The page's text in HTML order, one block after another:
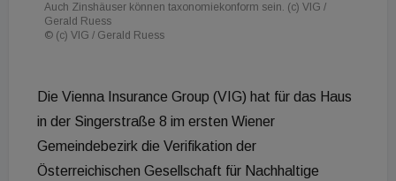
Auch Zinshäuser können taxonomiekonform sein. (c) VIG /
Gerald Ruess
© (c) VIG / Gerald Ruess
Die Vienna Insurance Group (VIG) hat für das Haus
in der Singerstraße 8 im ersten Wiener
Gemeindebezirk die Verifikation der
Österreichischen Gesellschaft für Nachhaltige